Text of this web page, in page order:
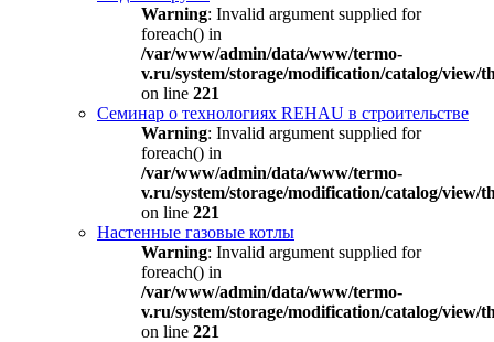
Warning: Invalid argument supplied for
foreach() in
/var/www/admin/data/www/termo-
v.ru/system/storage/modification/catalog/view/
on line 221
Семинар о технологиях REHAU в строительстве
Warning: Invalid argument supplied for
foreach() in
/var/www/admin/data/www/termo-
v.ru/system/storage/modification/catalog/view/
on line 221
Настенные газовые котлы
Warning: Invalid argument supplied for
foreach() in
/var/www/admin/data/www/termo-
v.ru/system/storage/modification/catalog/view/
on line 221